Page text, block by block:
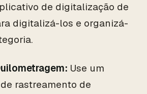
de digitalização de
digitalizá-los e organizá-
Use um
rastreamento de